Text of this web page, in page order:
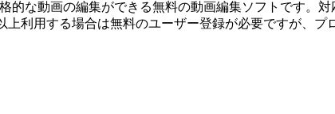
的な動画の編集ができる無料の動画編集ソフトです。
利用する場合は無料のユーザー登録が必要ですが、